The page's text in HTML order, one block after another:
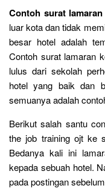
Contoh surat
luar kota dan tidak
besar hotel adalah
Contoh surat lamaran
lulus dari sekolah
hotel yang baik dan
semuanya adalah
Berikut salah santu
the job training ojt ke
Bedanya kali ini
kepada sebuah hotel.
pada postingan